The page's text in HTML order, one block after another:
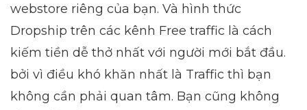
webstore riêng của bạn. Và hình thức
Dropship trên các kênh Free traffic là cách
kiếm tiền dễ thở nhất với người mới bắt đầu.
bởi vì điều khó khăn nhất là Traffic thì bạn
không cần phải quan tâm. Bạn cũng không